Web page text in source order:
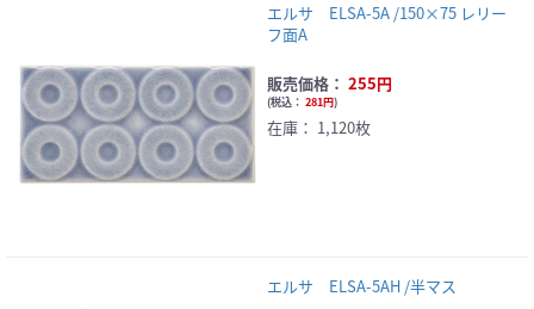
エルサ ELSA-5A /150×75 レリー
フ面A
販売価格： 255円
(税込： 281円)
在庫： 1,120枚
エルサ ELSA-5AH /半マス